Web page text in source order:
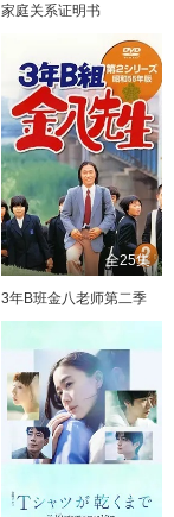
家庭关系证明书
全25集
3年B班金八老师第二季